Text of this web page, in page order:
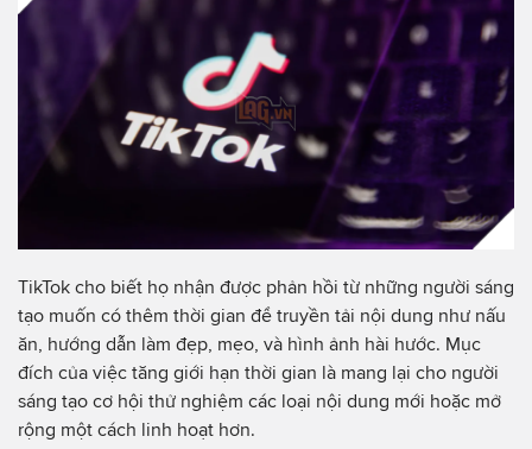
TikTok cho biết họ nhận được phản hồi từ những người sáng
tạo muốn có thêm thời gian để truyền tải nội dung như nấu
ăn, hướng dẫn làm đẹp, mẹo, và hình ảnh hài hước. Mục
đích của việc tăng giới hạn thời gian là mang lại cho người
sáng tạo cơ hội thử nghiệm các loại nội dung mới hoặc mở
rộng một cách linh hoạt hơn.